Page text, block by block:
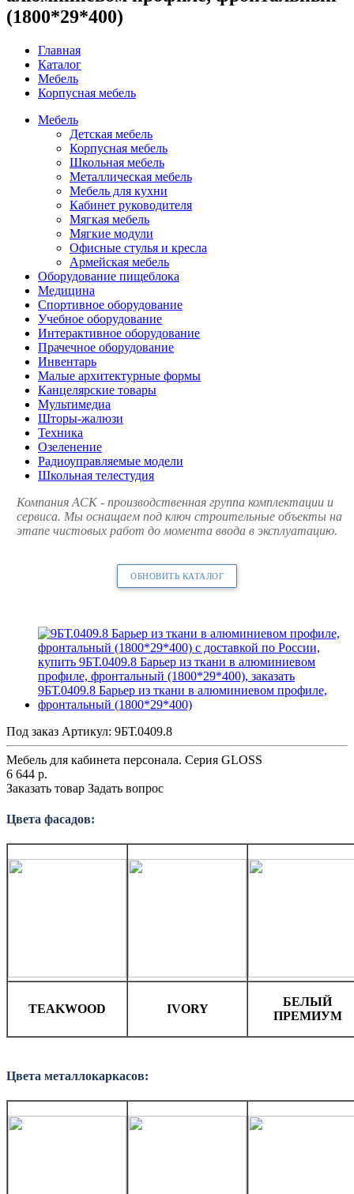
(1800*29*400)
Главная
Каталог
Мебель
Корпусная мебель
Мебель
Детская мебель
Корпусная мебель
Школьная мебель
Металлическая мебель
Мебель для кухни
Кабинет руководителя
Мягкая мебель
Мягкие модули
Офисные стулья и кресла
Армейская мебель
Оборудование пищеблока
Медицина
Спортивное оборудование
Учебное оборудование
Интерактивное оборудование
Прачечное оборудование
Инвентарь
Малые архитектурные формы
Канцелярские товары
Мультимедиа
Шторы-жалюзи
Техника
Озеленение
Радиоуправляемые модели
Школьная телестудия
Компания АСК - производственная группа комплектации и
сервиса. Мы оснащаем под ключ строительные объекты на
этапе чистовых работ до момента ввода в эксплуатацию.
ОБНОВИТЬ КАТАЛОГ
Под заказ Артикул: 9БТ.0409.8
Мебель для кабинета персонала. Серия GLOSS
6 644 р.
Заказать товар Задать вопрос
Цвета фасадов:
TEAKWOOD IVORY
БЕЛЫЙ
ПРЕМИУМ
Цвета металлокаркасов: